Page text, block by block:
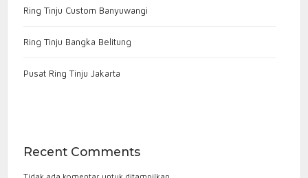
Ring Tinju Custom Banyuwangi
Ring Tinju Bangka Belitung
Pusat Ring Tinju Jakarta
Recent Comments